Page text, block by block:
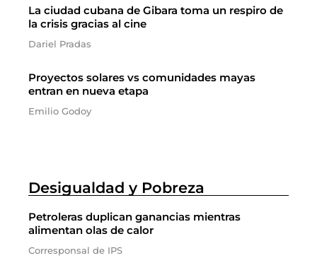
La ciudad cubana de Gibara toma un respiro de
la crisis gracias al cine
Dariel Pradas
Proyectos solares vs comunidades mayas
entran en nueva etapa
Emilio Godoy
Desigualdad y Pobreza
Petroleras duplican ganancias mientras
alimentan olas de calor
Corresponsal de IPS